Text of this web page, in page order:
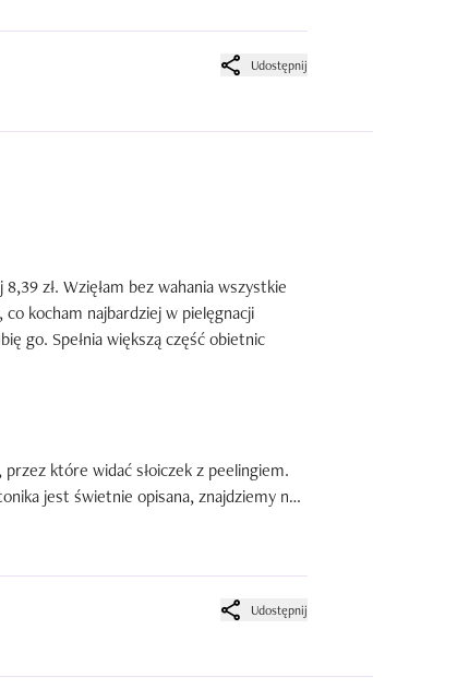
już chwilę po- zaczyna się
sekund od aplikacji, a później efekt ustaje.
niwelując suchość skóry. Przy cerze
sprawiając, że cera wygląda o wiele
w przypadku cery z tendencją do
do każdego typu cery.
Udostępnij
zł. Wzięłam bez wahania wszystkie
kocham najbardziej w pielęgnacji
go. Spełnia większą część obietnic
które widać słoiczek z peelingiem.
jest świetnie opisana, znajdziemy na
jest ze szkła, więc jest dosyć
z rąk. Lubię jednak słoiczki, bo
Udostępnij